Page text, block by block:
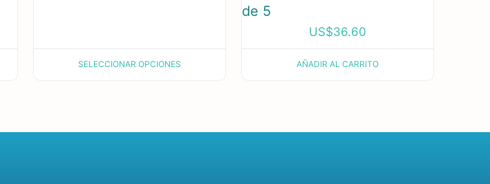
SELECCIONAR OPCIONES
de 5
US$36.60
AÑADIR AL CARRITO